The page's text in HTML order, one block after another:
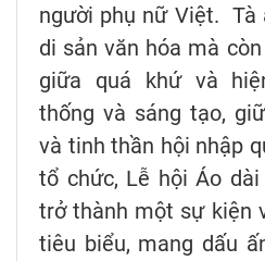
người phụ nữ Việt. Tà
di sản văn hóa mà
giữa quá khứ và
thống và sáng tạo,
và tinh thần hội nhập
tổ chức, Lễ hội Áo
trở thành một sự kiện
tiêu biểu, mang dấu